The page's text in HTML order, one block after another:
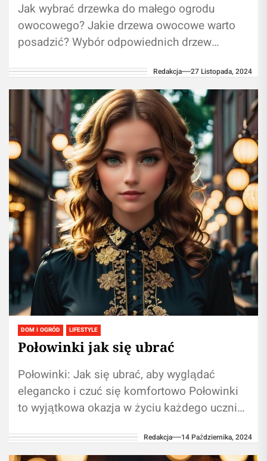
Jak wybrać drzewka do małego ogrodu
owocowego? Jakie drzewa owocowe warto
posadzić? Wybór odpowiednich drzew
aby optymalnie wykorzystać dostępną...
Redakcja 27 Listopada, 2024
DOM I OGRÓD LIFESTYLE
Połowinki jak się ubrać
Połowinki: Jak się ubrać, aby wyglądać
elegancko i czuć się komfortowo Połowinki
to wyjątkowa okazja w życiu każdego ucznia,
Redakcja 14 Października, 2024